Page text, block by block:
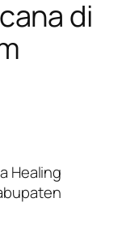
di
Healing